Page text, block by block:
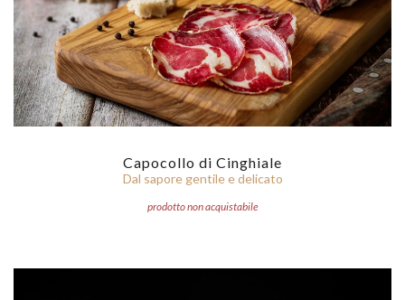
Capocollo di Cinghiale
Dal sapore gentile e delicato
prodotto non acquistabile